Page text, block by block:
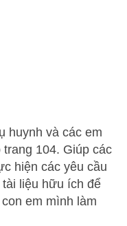
huynh và các em
104. Giúp các
hiện các yêu cầu
liệu hữu ích để
em mình làm